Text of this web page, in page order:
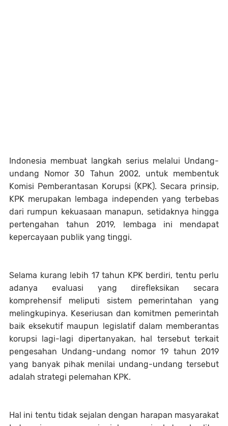
Indonesia membuat langkah serius melalui Undang-
undang Nomor 30 Tahun 2002, untuk membentuk
Komisi Pemberantasan Korupsi (KPK). Secara prinsip,
KPK merupakan lembaga independen yang terbebas
dari rumpun kekuasaan manapun, setidaknya hingga
pertengahan tahun 2019, lembaga ini mendapat
kepercayaan publik yang tinggi.
Selama kurang lebih 17 tahun KPK berdiri, tentu perlu
adanya evaluasi yang direfleksikan secara
komprehensif meliputi sistem pemerintahan yang
melingkupinya. Keseriusan dan komitmen pemerintah
baik eksekutif maupun legislatif dalam memberantas
korupsi lagi-lagi dipertanyakan, hal tersebut terkait
pengesahan Undang-undang nomor 19 tahun 2019
yang banyak pihak menilai undang-undang tersebut
adalah strategi pelemahan KPK.
Hal ini tentu tidak sejalan dengan harapan masyarakat